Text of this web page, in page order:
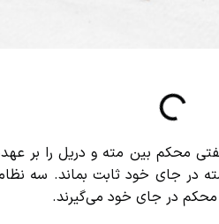
محکم بین مته و دریل را بر
در جای خود ثابت بماند. سه
در جای خود می‌گیرند.